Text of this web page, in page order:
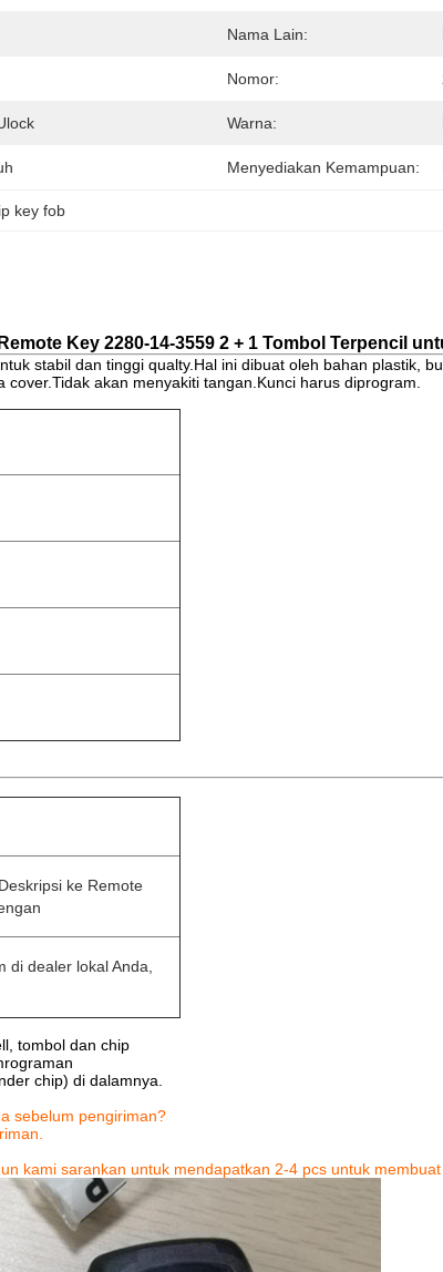
Nama Lain:
Nomor:
Warna:
Menyediakan Kemampuan:
key fob
Key 2280-14-3559 2 + 1 Tombol Terpencil
stabil dan tinggi qualty.Hal ini dibuat oleh bahan plastik,
akan menyakiti tangan.Kunci harus diprogram.
ke Remote
dealer lokal Anda,
tombol dan chip
chip) di dalamnya.
sebelum pengiriman?
kami sarankan untuk mendapatkan 2-4 pcs untuk